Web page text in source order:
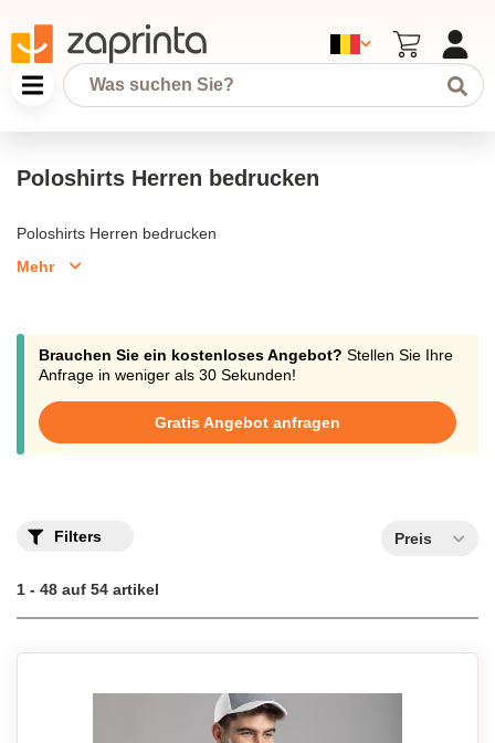
Poloshirts Herren bedrucken
Poloshirts Herren bedrucken
Mehr
Brauchen Sie ein kostenloses Angebot? Stellen Sie Ihre
Anfrage in weniger als 30 Sekunden!
Gratis Angebot anfragen
Filters Preis
1 - 48 auf 54 artikel